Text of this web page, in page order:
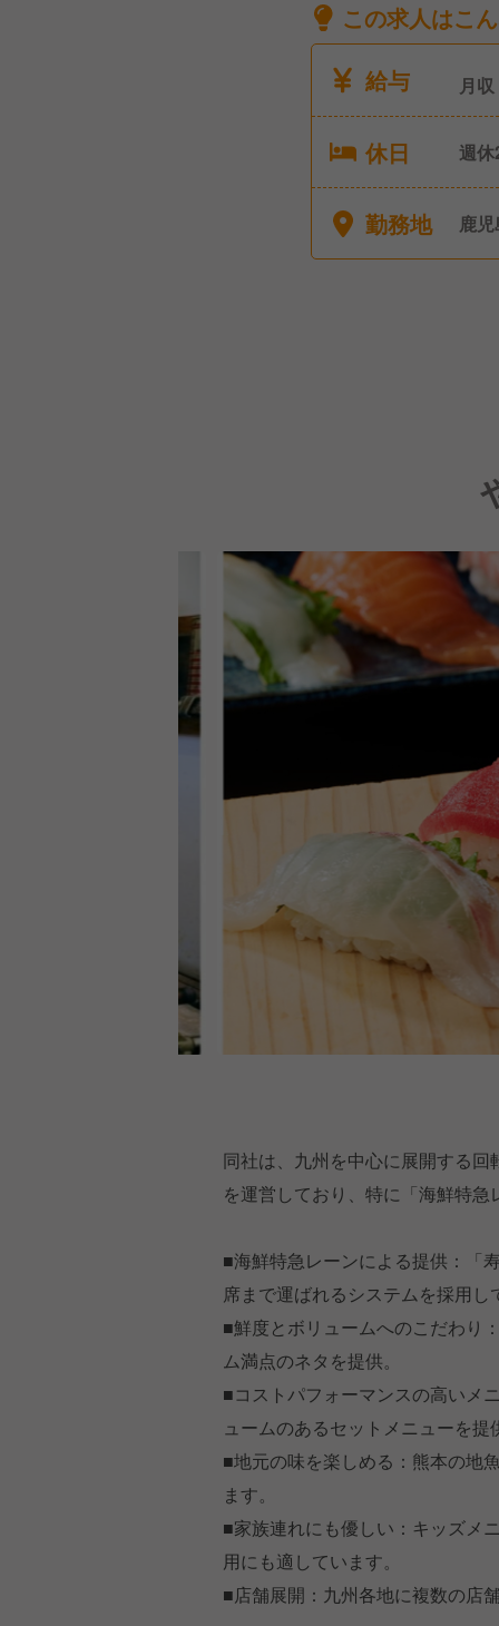
この求人はこ
給与
月収
休日
週
勤務地 鹿
同社は、九州を中心に展開する回
を運営しており、特に「海鮮特
■海鮮特急レーンによる提供：「
席まで運ばれるシステムを採用し
■鮮度とボリュームへのこだわり
ム満点のネタを提供。
■コストパフォーマンスの高いメ
ュームのあるセットメニューを提
■地元の味を楽しめる：熊本の地
ます。
■家族連れにも優しい：キッズメ
用にも適しています。
■店舗展開：九州各地に複数の店